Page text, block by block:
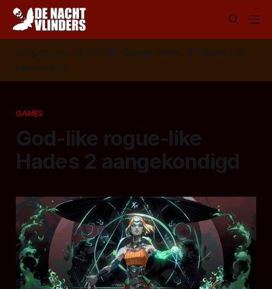
Volg ons op: 📣 RSS 📰 Google News 🦋 Bluesky
✉️
Nieuwsbrief
GAMES
God-like rogue-like
Hades 2 aangekondigd